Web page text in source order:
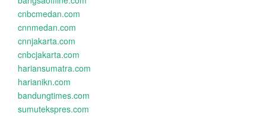
cnbcmedan.com
cnnmedan.com
cnnjakarta.com
cnbcjakarta.com
hariansumatra.com
harianikn.com
bandungtimes.com
sumutekspres.com